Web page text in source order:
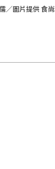
／圖片提供 食